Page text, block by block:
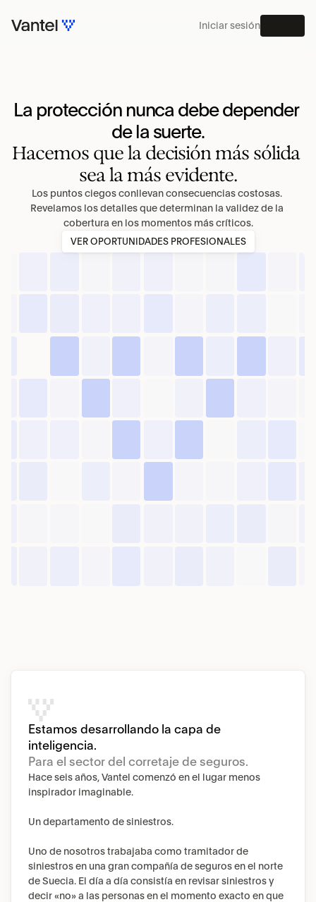
La protección nunca debe depender
de la suerte.
Hacemos que la decisión más sólida
sea la más evidente.
Los puntos ciegos conllevan consecuencias costosas.
Revelamos los detalles que determinan la validez de la
cobertura en los momentos más críticos.
VER OPORTUNIDADES PROFESIONALES
Estamos desarrollando la capa de
inteligencia.
Para el sector del corretaje de seguros.
Hace seis años, Vantel comenzó en el lugar menos
inspirador imaginable.
Un departamento de siniestros.
Uno de nosotros trabajaba como tramitador de
siniestros en una gran compañía de seguros en el norte
de Suecia. El día a día consistía en revisar siniestros y
decir «no» a las personas en el momento exacto en que
Iniciar sesión